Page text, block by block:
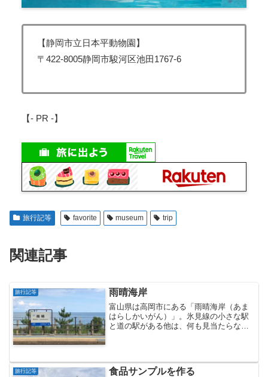
【静岡市立日本平動物園】
〒422-8005静岡市駿河区池田1767-6
【- PR -】
旅行記等 favorite museum trip
関連記事
旅行記等 雨晴海岸
富山県は高岡市にある「雨晴海岸（あま
はらしかいがん）」。氷見線の小さな駅
と道の駅がある他は、何も見当たらない
旅行記等 食品サンプルを作る